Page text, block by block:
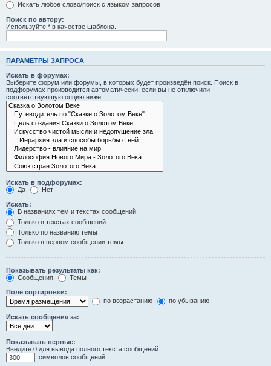
Искать любое слово/поиск с языком запросов
Поиск по автору:
Используйте * в качестве шаблона.
ПАРАМЕТРЫ ЗАПРОСА
Искать в форумах:
Выберите форум или форумы, в которых будет произведён поиск. Поиск в
подфорумах производится автоматически, если вы не отключили
соответствующую опцию ниже.
Искать в подфорумах:
Да
Нет
Искать:
В названиях тем и текстах сообщений
Только в текстах сообщений
Только по названию темы
Только в первом сообщении темы
Показывать результаты как:
Сообщения
Темы
Поле сортировки:
по возрастанию
по убыванию
Искать сообщения за:
Показывать первые:
Введите 0 для вывода полного текста сообщений.
символов сообщений